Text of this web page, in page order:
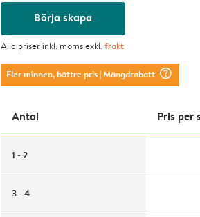
Börja skapa
Alla priser inkl. moms exkl.frakt
Fler minnen, bättre pris| Mängdrabatt question_mark_circle
Antal Pris per
1 - 2
3 - 4